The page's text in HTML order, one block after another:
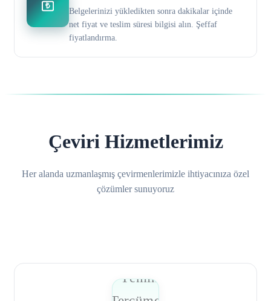
₺
Belgelerinizi yükledikten sonra dakikalar içinde
net fiyat ve teslim süresi bilgisi alın. Şeffaf
fiyatlandırma.
Çeviri Hizmetlerimiz
Her alanda uzmanlaşmış çevirmenlerimizle ihtiyacınıza özel
çözümler sunuyoruz